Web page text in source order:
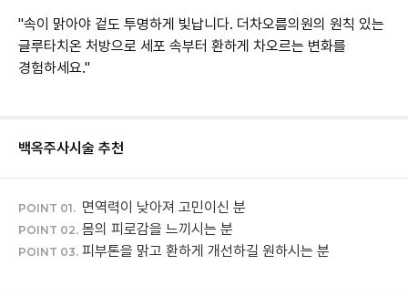
"속이 맑아야 겉도 투명하게 빛납니다. 더차오름의원의 원칙 있는
글루타치온 처방으로 세포 속부터 환하게 차오르는 변화를
경험하세요."
백옥주사시술 추천
POINT 01.
POINT 02. 몸의 피로감을 느끼시는 분
POINT 03. 피부톤을 맑고 환하게 개선하길 원하시는 분